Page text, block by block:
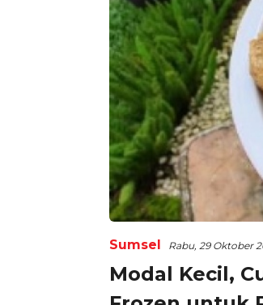
Sumsel Rabu, 29 Oktober
Modal Kecil,